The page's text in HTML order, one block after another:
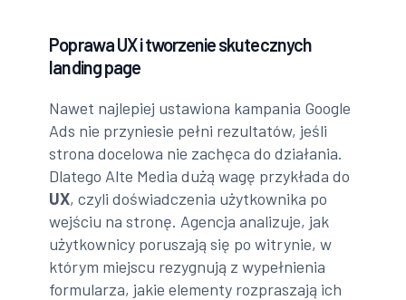
Poprawa UX i tworzenie skutecznych
landing page
Nawet najlepiej ustawiona kampania Google
Ads nie przyniesie pełni rezultatów, jeśli
strona docelowa nie zachęca do działania.
Dlatego Alte Media dużą wagę przykłada do
UX, czyli doświadczenia użytkownika po
wejściu na stronę. Agencja analizuje, jak
użytkownicy poruszają się po witrynie, w
którym miejscu rezygnują z wypełnienia
formularza, jakie elementy rozpraszają ich